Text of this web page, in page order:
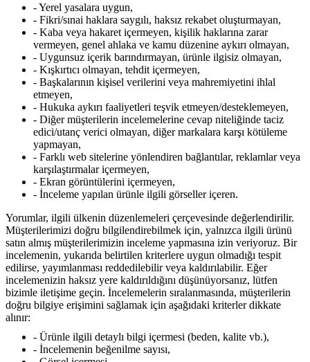
- Yerel yasalara uygun,
- Fikri/sınai haklara saygılı, haksız rekabet oluşturmayan,
- Kaba veya hakaret içermeyen, kişilik haklarına zarar
vermeyen, genel ahlaka ve kamu düzenine aykırı olmayan,
- Uygunsuz içerik barındırmayan, ürünle ilgisiz olmayan,
- Kışkırtıcı olmayan, tehdit içermeyen,
- Başkalarının kişisel verilerini veya mahremiyetini ihlal
etmeyen,
- Hukuka aykırı faaliyetleri teşvik etmeyen/desteklemeyen,
- Diğer müşterilerin incelemelerine cevap niteliğinde taciz
edici/utanç verici olmayan, diğer markalara karşı kötüleme
yapmayan,
- Farklı web sitelerine yönlendiren bağlantılar, reklamlar veya
karşılaştırmalar içermeyen,
- Ekran görüntülerini içermeyen,
- İnceleme yapılan ürünle ilgili görseller içeren.
Yorumlar, ilgili ülkenin düzenlemeleri çerçevesinde değerlendirilir.
Müşterilerimizi doğru bilgilendirebilmek için, yalnızca ilgili ürünü
satın almış müşterilerimizin inceleme yapmasına izin veriyoruz. Bir
incelemenin, yukarıda belirtilen kriterlere uygun olmadığı tespit
edilirse, yayımlanması reddedilebilir veya kaldırılabilir. Eğer
incelemenizin haksız yere kaldırıldığını düşünüyorsanız, lütfen
bizimle iletişime geçin. İncelemelerin sıralanmasında, müşterilerin
doğru bilgiye erişimini sağlamak için aşağıdaki kriterler dikkate
alınır:
- Ürünle ilgili detaylı bilgi içermesi (beden, kalite vb.),
- İncelemenin beğenilme sayısı,